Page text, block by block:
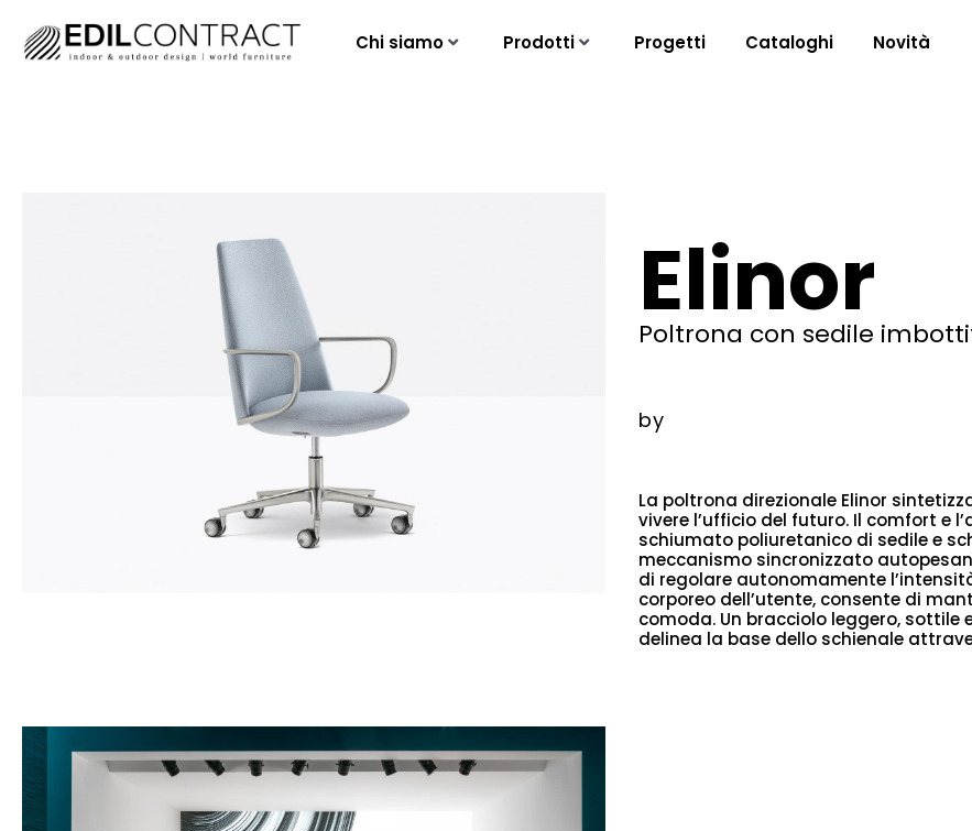
Chi siamo Prodotti Progetti Cataloghi Novità
Elinor
Poltrona con sedile
by
La poltrona direzionale Elinor
vivere l’ufficio del futuro. Il comfort e
schiumato poliuretanico di sedile e
meccanismo sincronizzato
di regolare autonomamente
corporeo dell’utente, consente di
comoda. Un bracciolo leggero,
delinea la base dello schienale